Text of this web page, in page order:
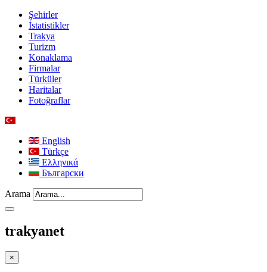
Şehirler
İstatistikler
Trakya
Turizm
Konaklama
Firmalar
Türküler
Haritalar
Fotoğraflar
English
Türkçe
Ελληνικά
Български
Arama
trakyanet
×